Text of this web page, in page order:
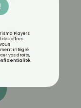
Players
des offres
intégré
vos droits,
.